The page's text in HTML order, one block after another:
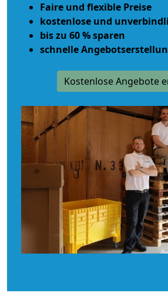
Faire und flexible Preise
kostenlose und
bis zu 60 % sparen
schnelle
Kostenlose Angebote